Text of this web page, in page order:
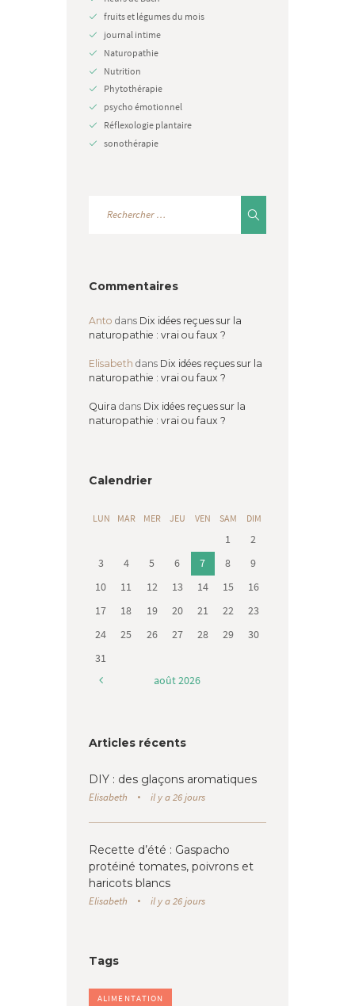
fruits et légumes du mois
journal intime
Naturopathie
Nutrition
Phytothérapie
psycho émotionnel
Réflexologie plantaire
sonothérapie
Commentaires
Anto dans Dix idées reçues sur la
naturopathie : vrai ou faux ?
Elisabeth dans Dix idées reçues sur la
naturopathie : vrai ou faux ?
Quira dans Dix idées reçues sur la
naturopathie : vrai ou faux ?
Calendrier
LUN MAR MER JEU VEN SAM DIM
1
2
3
4 5 6 7 8
9
10
11 12 13 14 15
16
17
18 19 20 21 22
23
24
25 26 27 28 29
30
31
août2026
Articles récents
DIY : des glaçons aromatiques
Elisabeth il y a 26 jours
Recette d’été : Gaspacho
protéiné tomates, poivrons et
haricots blancs
Elisabeth il y a 26 jours
Tags
ALIMENTATION